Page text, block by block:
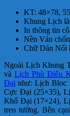
KT: 48×78,
Khung Lịch
In thông tin
Nền Ván
Chữ Dán Nổi
Ngoài Lịch Khung
và Lịch Phù Điêu
Đại như: Lịch Bloc
Cực Đại (25×35),
Khổ Đại (17×24),
treo tường. Bên